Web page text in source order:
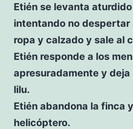
Etién se levanta
intentando no despertar
ropa y calzado y sale al
Etién responde a los
apresuradamente y deja
lilu.
Etién abandona la finca
helicóptero.